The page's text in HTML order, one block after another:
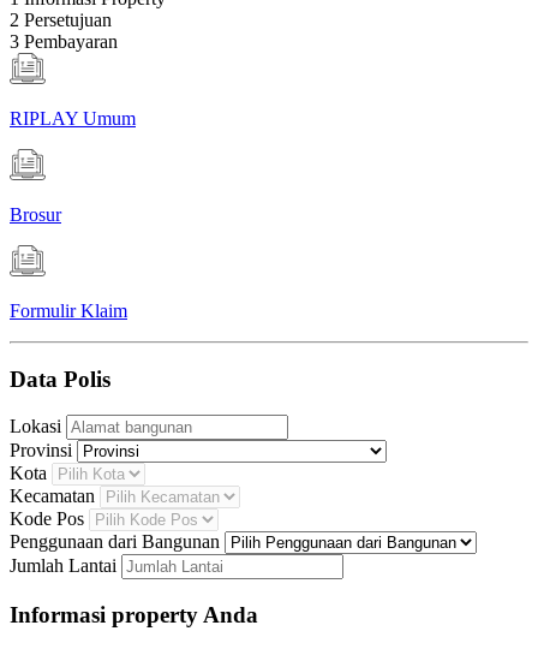
2 Persetujuan
3 Pembayaran
RIPLAY Umum
Brosur
Formulir Klaim
Data Polis
Lokasi
Provinsi
Kota
Kecamatan
Kode Pos
Penggunaan dari Bangunan
Jumlah Lantai
Informasi property Anda